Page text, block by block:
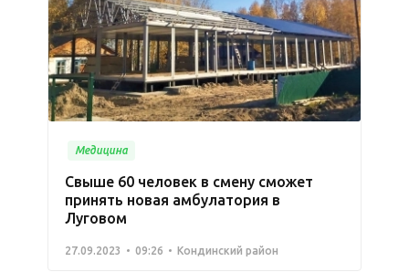
Медицина
Свыше 60 человек в смену сможет
принять новая амбулатория в
Луговом
27.09.2023 09:26 Кондинский район